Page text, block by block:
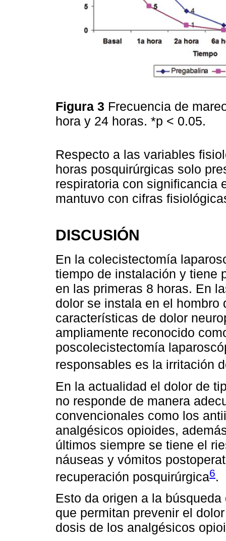
Figura 3 Frecuencia de
hora y 24 horas. *p < 0.05.
Respecto a las variables
horas posquirúrgicas solo
respiratoria con significancia
mantuvo con cifras
DISCUSIÓN
En la colecistectomía
tiempo de instalación y tiene
en las primeras 8 horas. En
dolor se instala en el hombro
características de dolor
ampliamente reconocido
poscolecistectomía
responsables es la irritación
En la actualidad el dolor de
no responde de manera
convencionales como los
analgésicos opioides,
últimos siempre se tiene el
náuseas y vómitos
recuperación posquirúrgica6.
Esto da origen a la
que permitan prevenir el
dosis de los analgésicos